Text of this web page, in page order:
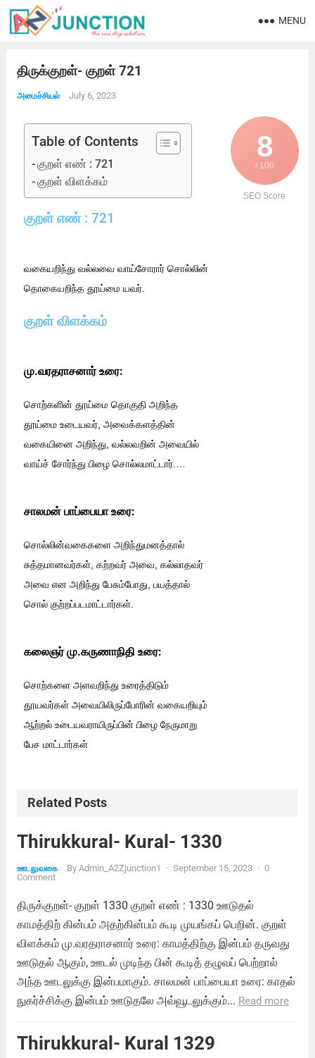
MENU
திருக்குறள்- குறள் 721
அமைச்சியல் July 6, 2023
8
/ 100
SEO Score
Table of Contents
குறள் எண் : 721
குறள் விளக்கம்
குறள் எண் : 721
வகையறிந்து வல்லவை வாய்சோரார் சொல்லின்
தொகையறிந்த தூய்மை யவர்.
குறள் விளக்கம்
மு.வரதராசனார் உரை:
சொற்களின் தூய்மை தொகுதி அறிந்த
தூய்மை உடையவர், அவைக்களத்தின்
வகையினை அறிந்து, வல்லவறின் அவையில்
வாய்ச் சோர்ந்து பிழை சொல்லமாட்டார்.
சாலமன் பாப்பையா உரை:
சொல்லின்வகைகளை அறிந்துமனத்தால்
சுத்தமானவர்கள், கற்றவர் அவை, கல்லாதவர்
அவை என அறிந்து பேசும்போது, பயத்தால்
சொல் குற்றப்படமாட்டார்கள்.
கலைஞர் மு.கருணாநிதி உரை:
சொற்களை அளவறிந்து உரைத்திடும்
தூயவர்கள் அவையிலிருப்போரின் வகையறியும்
ஆற்றல் உடையவராயிருப்பின் பிழை நேருமாறு
பேச மாட்டார்கள்
Related Posts
Thirukkural- Kural- 1330
ஊடலுவகை By Admin_A2Zjunction1 · September 15, 2023 · 0
Comment
திருக்குறள்- குறள் 1330 குறள் எண் : 1330 ஊடுதல்
காமத்திற் கின்பம் அதற்கின்பம் கூடி முயங்கப் பெறின். குறள்
விளக்கம் மு.வரதராசனார் உரை: காமத்திற்கு இன்பம் தருவது
ஊடுதல் ஆகும், ஊடல் முடிந்த பின் கூடித் தழுவப் பெற்றால்
அந்த ஊடலுக்கு இன்பமாகும். சாலமன் பாப்பையா உரை: காதல்
நுகர்ச்சிக்கு இன்பம் ஊடுதலே அவ்வூடலுக்கும்... Read more
Thirukkural- Kural 1329